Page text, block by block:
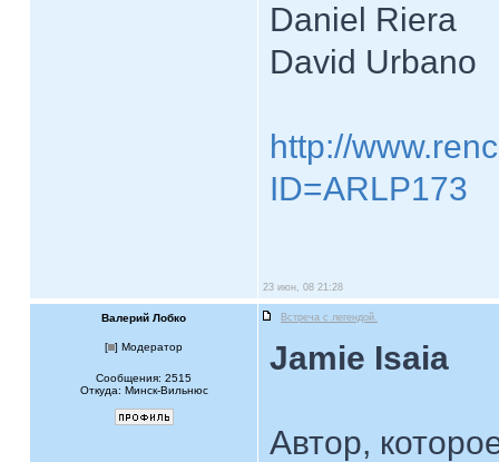
Daniel Riera
David Urbano
http://
ID=ARLP173
23 июн, 08 21:28
Валерий Лобко Встреча с легендой.
[ ] Модератор
Сообщения: 2515
Откуда: Минск-Вильнюс
Jamie Isaia
Автор,